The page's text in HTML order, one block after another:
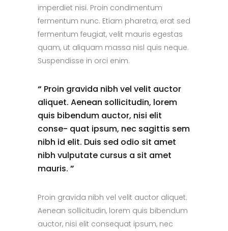
imperdiet nisi. Proin condimentum
fermentum nunc. Etiam pharetra, erat sed
fermentum feugiat, velit mauris egestas
quam, ut aliquam massa nisl quis neque.
Suspendisse in orci enim.
“ Proin gravida nibh vel velit auctor
aliquet. Aenean sollicitudin, lorem
quis bibendum auctor, nisi elit
conse- quat ipsum, nec sagittis sem
nibh id elit. Duis sed odio sit amet
nibh vulputate cursus a sit amet
mauris. ”
Proin gravida nibh vel velit auctor aliquet.
Aenean sollicitudin, lorem quis bibendum
auctor, nisi elit consequat ipsum, nec